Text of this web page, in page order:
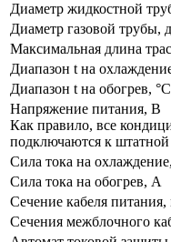
Диаметр жидкостной
Диаметр газовой трубы,
Максимальная длина
Диапазон t на
Диапазон t на обогрев, °С
Напряжение питания, В
Как правило, все
подключаются к штатной
Сила тока на
Сила тока на обогрев, А
Сечение кабеля питания,
Сечения межблочного